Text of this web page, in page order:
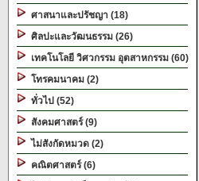
ศาสนาและปรัชญา (18)
ศิลปะและวัฒนธรรม (26)
เทคโนโลยี วิศวกรรม อุตสาหกรรม (60)
โทรคมนาคม (2)
ทั่วไป (52)
สังคมศาสตร์ (9)
ไม่สังกัดหมวด (2)
คณิตศาสตร์ (6)